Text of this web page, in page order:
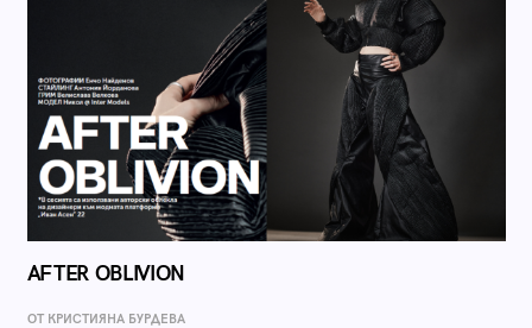
AFTER OBLIVION
ОТ КРИСТИЯНА БУРДЕВА